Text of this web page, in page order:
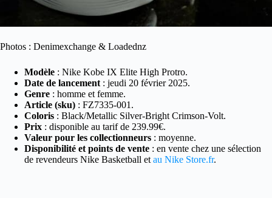
Photos : Denimexchange & Loadednz
Modèle : Nike Kobe IX Elite High Protro.
Date de lancement : jeudi 20 février 2025.
Genre : homme et femme.
Article (sku) : FZ7335-001.
Coloris : Black/Metallic Silver-Bright Crimson-Volt.
Prix : disponible au tarif de 239.99€.
Valeur pour les collectionneurs : moyenne.
Disponibilité et points de vente : en vente chez une sélection
de revendeurs Nike Basketball et au Nike Store.fr.